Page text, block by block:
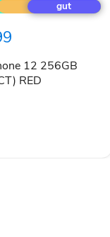
12 256GB
RED